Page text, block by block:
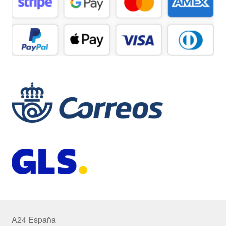
A24 España